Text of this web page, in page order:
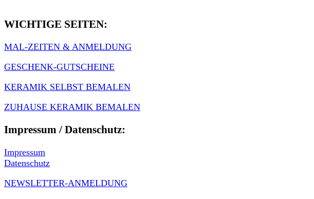
WICHTIGE SEITEN:
MAL-ZEITEN & ANMELDUNG
GESCHENK-GUTSCHEINE
KERAMIK SELBST BEMALEN
ZUHAUSE KERAMIK BEMALEN
Impressum / Datenschutz:
Impressum
Datenschutz
NEWSLETTER-ANMELDUNG